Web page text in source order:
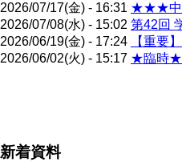
2026/07/17(金) - 16:31 ★★★中
2026/07/08(水) - 15:02 第42回
2026/06/19(金) - 17:24
【重要
2026/06/02(火) - 15:17 ★臨時★
送
新着資料